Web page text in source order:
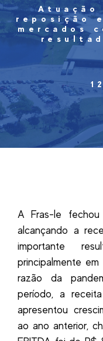
Atuação
reposição
mercados
A Fras-le
alcançando a
importante
principalmente
razão da
período, a
apresentou
ao ano anterior,